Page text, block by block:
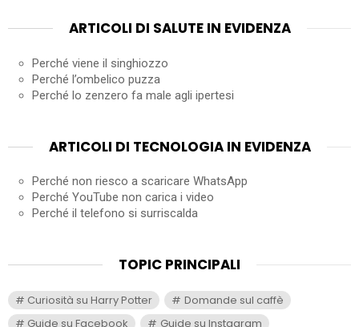
ARTICOLI DI SALUTE IN EVIDENZA
Perché viene il singhiozzo
Perché l’ombelico puzza
Perché lo zenzero fa male agli ipertesi
ARTICOLI DI TECNOLOGIA IN EVIDENZA
Perché non riesco a scaricare WhatsApp
Perché YouTube non carica i video
Perché il telefono si surriscalda
TOPIC PRINCIPALI
Curiosità su Harry Potter
Domande sul caffè
Guide su Facebook
Guide su Instagram